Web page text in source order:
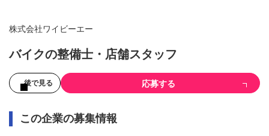
株式会社ワイビーエー
バイクの整備士・店舗スタッフ
後で見る 応募する
この企業の募集情報